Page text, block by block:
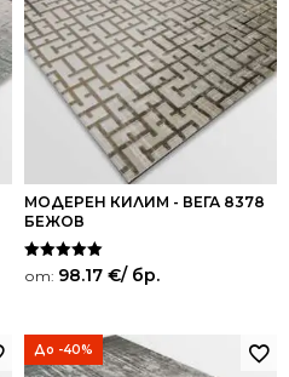
МОДЕРЕН КИЛИМ - ВЕГА 8378
БЕЖОВ
Оценено на
5.00
от: 98.17 €/ бр.
До -40%